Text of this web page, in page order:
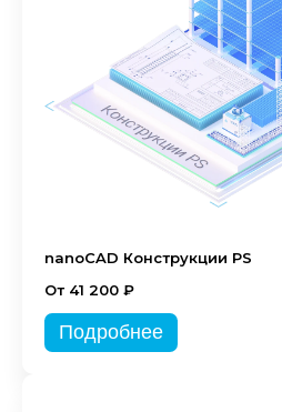
nanoCAD Конструкции PS
От 41 200 ₽
Подробнее